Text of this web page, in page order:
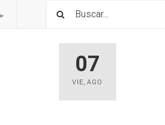
07
VIE,AGO